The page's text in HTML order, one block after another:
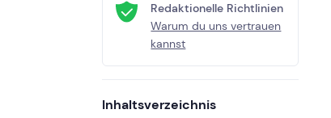
Redaktionelle Richtlinien
Warum du uns vertrauen
kannst
Inhaltsverzeichnis